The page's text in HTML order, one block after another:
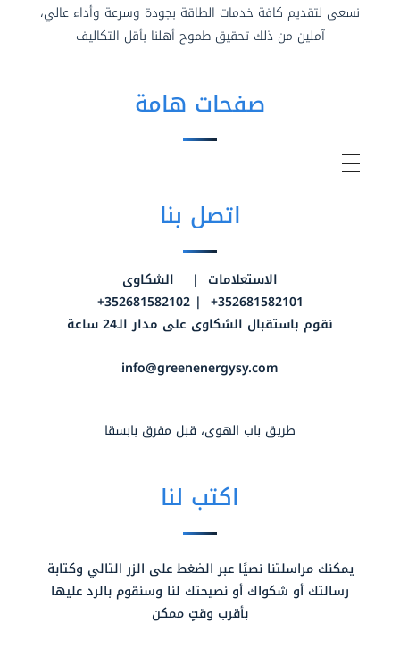
نسعى لتقديم كافة خدمات الطاقة بجودة وسرعة وأداء عالي،
آملين من ذلك تحقيق طموح أهلنا بأقل التكاليف
صفحات هامة
اتصل بنا
الاستعلامات | الشكاوى
352681582101+ | 352681582102+
نقوم باستقبال الشكاوى على مدار الـ24 ساعة
info@greenenergysy.com
طريق باب الهوى، قبل مفرق بابسقا
اكتب لنا
يمكنك مراسلتنا نصيًا عبر الضغط على الزر التالي وكتابة
رسالتك أو شكواك أو نصيحتك لنا وسنقوم بالرد عليها
بأقرب وقتٍ ممكن